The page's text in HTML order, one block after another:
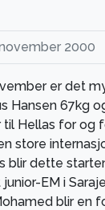
2000
er det
Hansen 67kg
til Hellas for og
store
blir dette
EM i
blir en